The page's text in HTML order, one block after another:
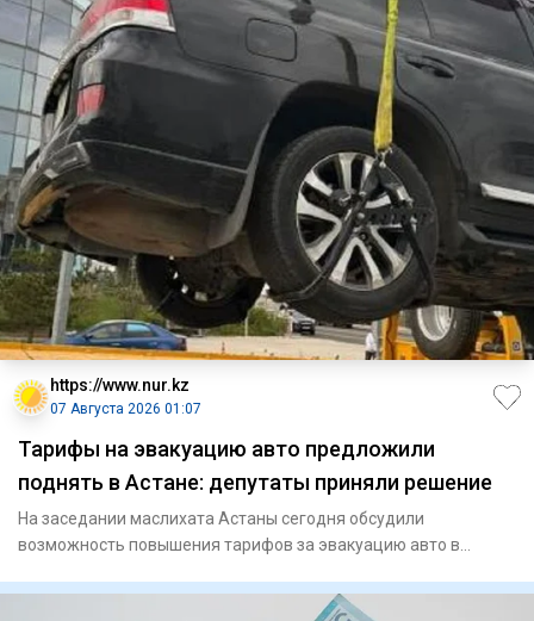
https://www.nur.kz
07 Августа 2026 01:07
Тарифы на эвакуацию авто предложили
поднять в Астане: депутаты приняли решение
На заседании маслихата Астаны сегодня обсудили
возможность повышения тарифов за эвакуацию авто в